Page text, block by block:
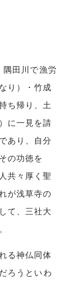
田川で漁労
り）・竹成
ち帰り、土
に一見を請
あり、自分
の功徳を
共々厚く聖
が浅草寺の
て、三社大
る神仏同体
ろうといわ